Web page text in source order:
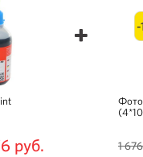
руб.
-
1